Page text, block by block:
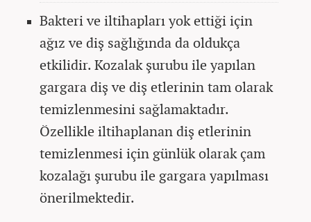
Bakteri ve iltihapları yok ettiği için
ağız ve diş sağlığında da oldukça
etkilidir. Kozalak şurubu ile yapılan
gargara diş ve diş etlerinin tam olarak
temizlenmesini sağlamaktadır.
Özellikle iltihaplanan diş etlerinin
temizlenmesi için günlük olarak çam
kozalağı şurubu ile gargara yapılması
önerilmektedir.